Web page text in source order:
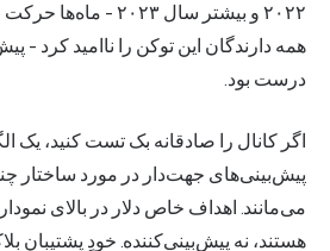
۲۰۲۲ و بیشتر سال
همه دارندگان این توکن را ناامید کرد -
درست بود.
اگر کانال را صادقانه بک تست کنید، یک
پیش‌بینی‌های جهت‌دار در مورد ساختار چند
می‌مانند. اهداف خاص دلار در بالای
هستند، نه پیش‌بینی‌کننده. خودِ پشتیبان